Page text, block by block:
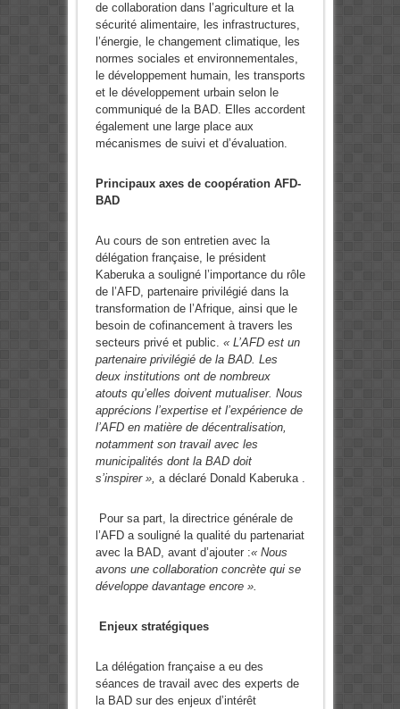
de collaboration dans l’agriculture et la
sécurité alimentaire, les infrastructures,
l’énergie, le changement climatique, les
normes sociales et environnementales,
le développement humain, les transports
et le développement urbain selon le
communiqué de la BAD. Elles accordent
également une large place aux
mécanismes de suivi et d’évaluation.
Principaux axes de coopération AFD-
BAD
Au cours de son entretien avec la
délégation française, le président
Kaberuka a souligné l’importance du rôle
de l’AFD, partenaire privilégié dans la
transformation de l’Afrique, ainsi que le
besoin de cofinancement à travers les
secteurs privé et public. « L’AFD est un
partenaire privilégié de la BAD. Les
deux institutions ont de nombreux
atouts qu’elles doivent mutualiser. Nous
apprécions l’expertise et l’expérience de
l’AFD en matière de décentralisation,
notamment son travail avec les
municipalités dont la BAD doit
s’inspirer », a déclaré Donald Kaberuka .
Pour sa part, la directrice générale de
l’AFD a souligné la qualité du partenariat
avec la BAD, avant d’ajouter :« Nous
avons une collaboration concrète qui se
développe davantage encore ».
Enjeux stratégiques
La délégation française a eu des
séances de travail avec des experts de
la BAD sur des enjeux d’intérêt